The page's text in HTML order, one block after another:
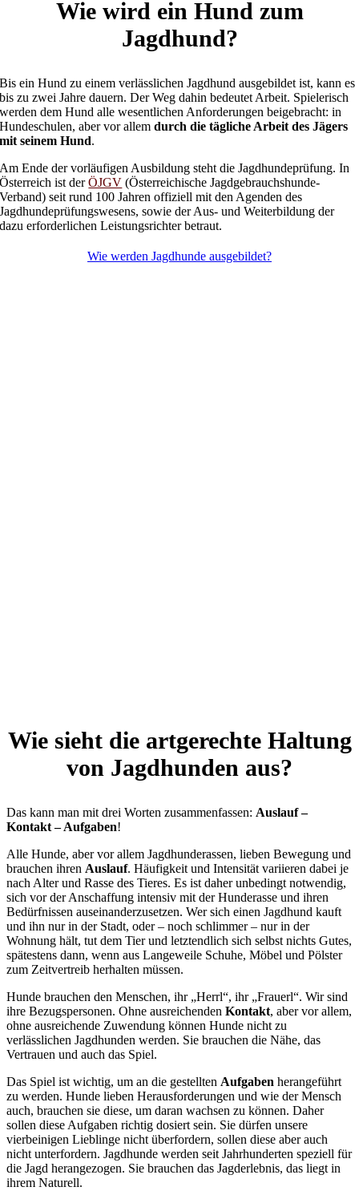
Wie wird ein Hund zum
Jagdhund?
Bis ein Hund zu einem verlässlichen Jagdhund ausgebildet ist, kann es
bis zu zwei Jahre dauern. Der Weg dahin bedeutet Arbeit. Spielerisch
werden dem Hund alle wesentlichen Anforderungen beigebracht: in
Hundeschulen, aber vor allemdurch die tägliche Arbeit des Jägers
mit seinem Hund.
Am Ende der vorläufigen Ausbildung steht die Jagdhundeprüfung. In
Österreich ist derÖJGV (Österreichische Jagdgebrauchshunde-
Verband) seit rund 100 Jahren offiziell mit den Agenden des
Jagdhundeprüfungswesens, sowie der Aus- und Weiterbildung der
dazu erforderlichen Leistungsrichter betraut.
Wie werden Jagdhunde ausgebildet?
Wie sieht die artgerechte Haltung
von Jagdhunden aus?
Das kann man mit drei Worten zusammenfassen: Auslauf –
Kontakt – Aufgaben!
Alle Hunde, aber vor allem Jagdhunderassen, lieben Bewegung und
brauchen ihren Auslauf. Häufigkeit und Intensität variieren dabei je
nach Alter und Rasse des Tieres. Es ist daher unbedingt notwendig,
sich vor der Anschaffung intensiv mit der Hunderasse und ihren
Bedürfnissen auseinanderzusetzen. Wer sich einen Jagdhund kauft
und ihn nur in der Stadt, oder – noch schlimmer – nur in der
Wohnung hält, tut dem Tier und letztendlich sich selbst nichts Gutes,
spätestens dann, wenn aus Langeweile Schuhe, Möbel und Pölster
zum Zeitvertreib herhalten müssen.
Hunde brauchen den Menschen, ihr „Herrl“, ihr „Frauerl“. Wir sind
ihre Bezugspersonen. Ohne ausreichenden Kontakt, aber vor allem,
ohne ausreichende Zuwendung können Hunde nicht zu
verlässlichen Jagdhunden werden. Sie brauchen die Nähe, das
Vertrauen und auch das Spiel.
Das Spiel ist wichtig, um an die gestellten Aufgaben herangeführt
zu werden. Hunde lieben Herausforderungen und wie der Mensch
auch, brauchen sie diese, um daran wachsen zu können. Daher
sollen diese Aufgaben richtig dosiert sein. Sie dürfen unsere
vierbeinigen Lieblinge nicht überfordern, sollen diese aber auch
nicht unterfordern. Jagdhunde werden seit Jahrhunderten speziell für
die Jagd herangezogen. Sie brauchen das Jagderlebnis, das liegt in
ihrem Naturell.